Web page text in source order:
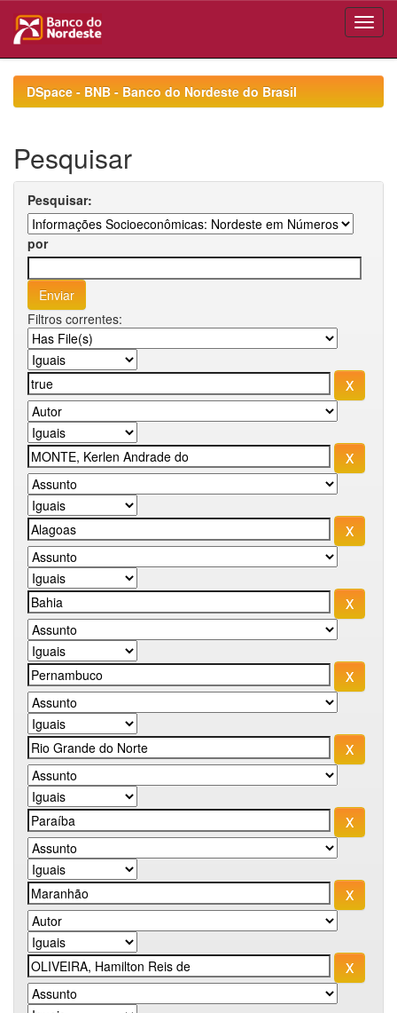
navigationDSpace - BNB - Banco do Nordeste do Brasil
Pesquisar
Pesquisar:
por
Filtros correntes: